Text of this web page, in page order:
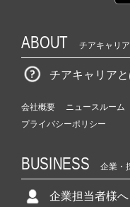
ABOUT チアキャリ
チアキャリアと
会社概要 ニュースルーム
プライバシーポリシー
BUSINESS 企業・
企業担当者様へ